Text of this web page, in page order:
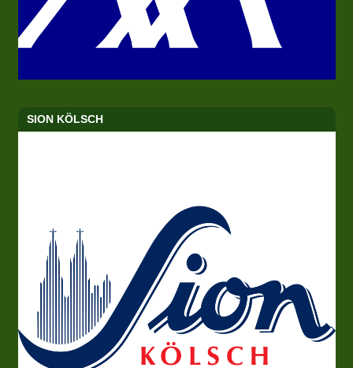
SION KÖLSCH